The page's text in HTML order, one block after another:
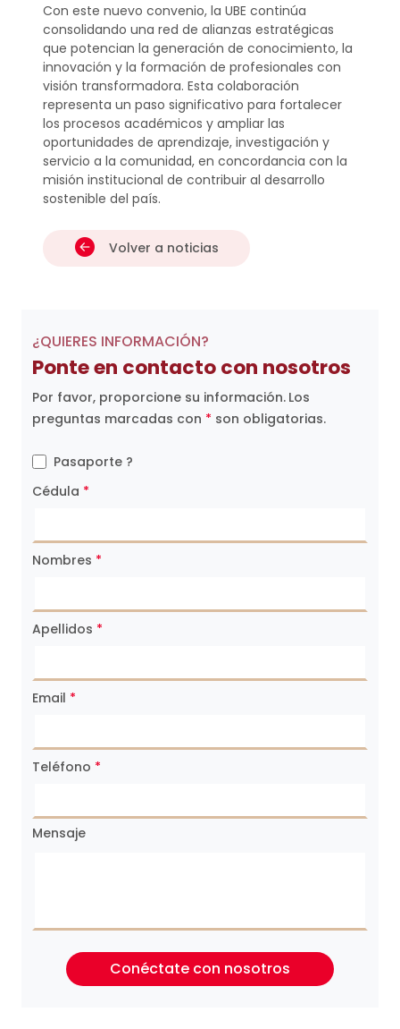
Con este nuevo convenio, la UBE continúa
consolidando una red de alianzas estratégicas
que potencian la generación de conocimiento, la
innovación y la formación de profesionales con
visión transformadora. Esta colaboración
representa un paso significativo para fortalecer
los procesos académicos y ampliar las
oportunidades de aprendizaje, investigación y
servicio a la comunidad, en concordancia con la
misión institucional de contribuir al desarrollo
sostenible del país.
Volver a noticias
¿QUIERES INFORMACIÓN?
Ponte en contacto con nosotros
Por favor, proporcione su información. Los
preguntas marcadas con * son obligatorias.
Pasaporte ?
Cédula *
Nombres *
Apellidos *
Email *
Teléfono *
Mensaje
Conéctate con nosotros